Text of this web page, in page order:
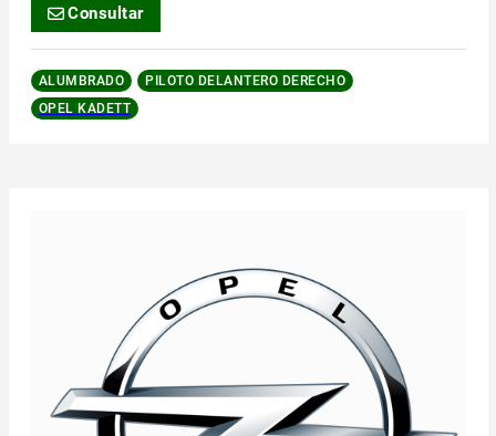
Consultar
ALUMBRADO
PILOTO DELANTERO DERECHO
OPEL KADETT